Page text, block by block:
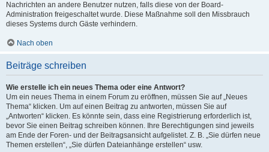
Nachrichten an andere Benutzer nutzen, falls diese von der Board-
Administration freigeschaltet wurde. Diese Maßnahme soll den Missbrauch
dieses Systems durch Gäste verhindern.
Nach oben
Beiträge schreiben
Wie erstelle ich ein neues Thema oder eine Antwort?
Um ein neues Thema in einem Forum zu eröffnen, müssen Sie auf „Neues
Thema“ klicken. Um auf einen Beitrag zu antworten, müssen Sie auf
„Antworten“ klicken. Es könnte sein, dass eine Registrierung erforderlich ist,
bevor Sie einen Beitrag schreiben können. Ihre Berechtigungen sind jeweils
am Ende der Foren- und der Beitragsansicht aufgelistet. Z. B. „Sie dürfen neue
Themen erstellen“, „Sie dürfen Dateianhänge erstellen“ usw.